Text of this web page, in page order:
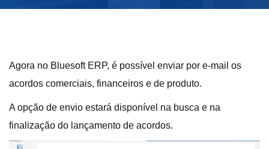
Agora no Bluesoft ERP, é possível enviar por e-mail os
acordos comerciais, financeiros e de produto.
A opção de envio estará disponível na busca e na
finalização do lançamento de acordos.